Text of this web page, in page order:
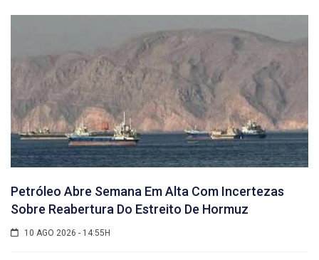
Petróleo Abre Semana Em Alta Com Incertezas
Sobre Reabertura Do Estreito De Hormuz
10 AGO 2026 - 14:55H